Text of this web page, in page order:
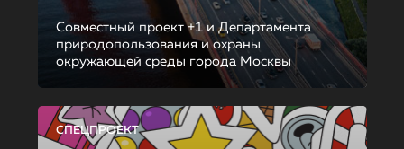
Совместный проект +1 и Департамента
природопользования и охраны
окружающей среды города Москвы
СПЕЦПРОЕКТ